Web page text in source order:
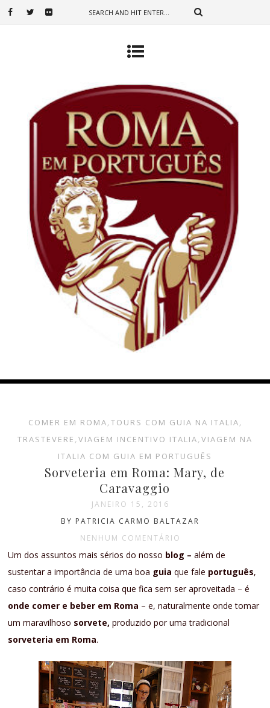
COMER EM ROMA,TOURS COM GUIA NA ITALIA,
TRASTEVERE , VIAGEM INCENTIVO ITALIA, VIAGEM NA
ITALIA COM GUIA EM PORTUGUÊS
Sorveteria em Roma: Mary, de
Caravaggio
JANEIRO 15, 2016
BY PATRICIA CARMO BALTAZAR
NENHUM COMENTÁRIO
Um dos assuntos mais sérios do nosso blog –além de
sustentar a importância de uma boa guiaque fale português,
caso contrário é muita coisa que fica sem ser aproveitada – é
onde comer e beber em Roma – e, naturalmente onde tomar
um maravilhoso sorvete, produzido por uma tradicional
sorveteria em Roma.